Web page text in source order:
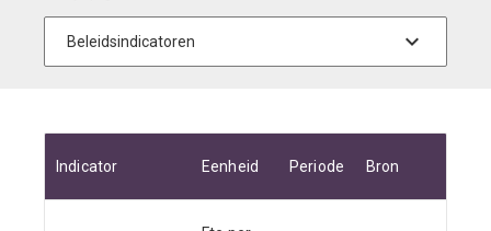
Indicator Eenheid Periode Bron